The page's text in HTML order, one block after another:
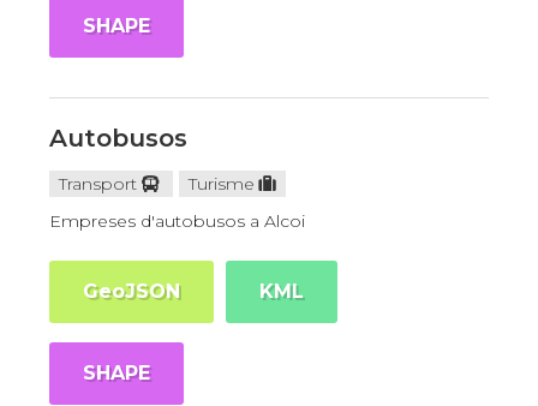
SHAPE
Autobusos
Transport
Turisme
Empreses d'autobusos a Alcoi
GeoJSON KML
SHAPE